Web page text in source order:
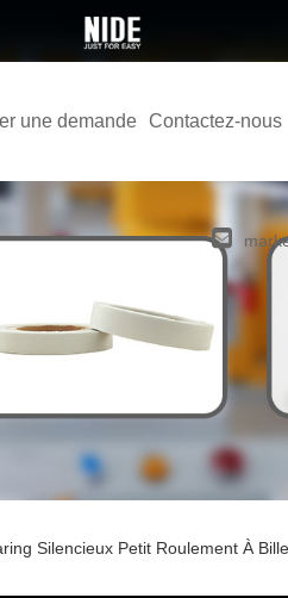
une demande Contactez-nous
Silencieux Petit Roulement À